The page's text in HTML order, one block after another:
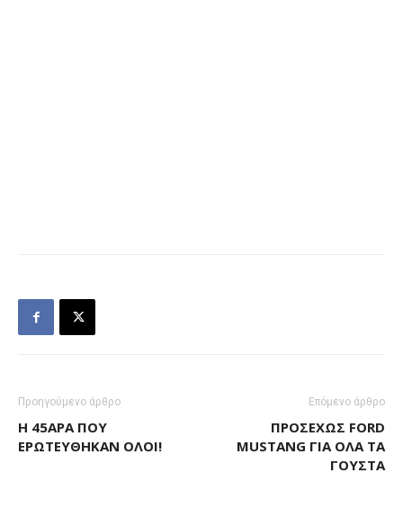
Προηγούμενο άρθρο
H 45ΆΡΑ ΠΟΥ
ΕΡΩΤΕΎΘΗΚΑΝ ΌΛΟΙ!
Επόμενο άρθρο
ΠΡΟΣΕΧΏΣ FORD
MUSTANG ΓΙΑ ΌΛΑ ΤΑ
ΓΟΎΣΤΑ